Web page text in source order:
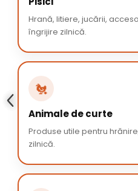
Hrană, litiere, jucării,
îngrijire zilnică.
🐔
Animale de curte
Produse utile pentru
zilnică.